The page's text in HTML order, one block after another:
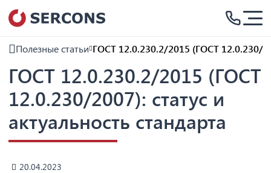
Полезные статьи ГОСТ 12.0.230.2/2015 (ГОСТ 12.0.230/
ГОСТ 12.0.230.2/2015 (ГОСТ
12.0.230/2007): статус и
актуальность стандарта
20.04.2023